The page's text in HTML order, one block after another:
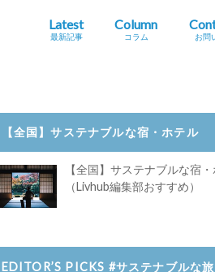
Latest
最新記事
Column
コラム お問
【全国】サステナブルな宿・ホテル
【全国】サステナブルな宿
（Livhub編集部おすすめ）
EDITOR’S PICKS #サステナブルな旅